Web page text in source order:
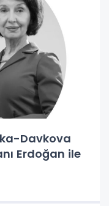
Davkova
Erdoğan ile